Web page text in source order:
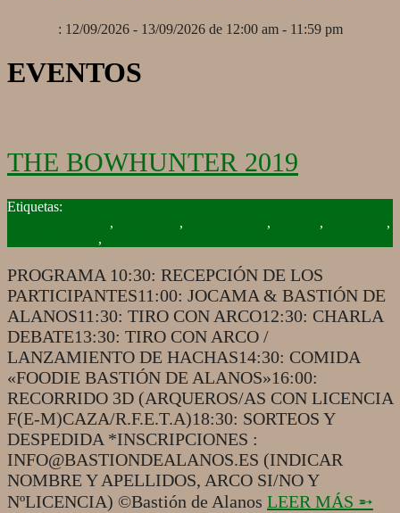
: 12/09/2026 - 13/09/2026 de 12:00 am - 11:59 pm
EVENTOS
THE BOWHUNTER 2019
2019-
, , , ,
,
,
PROGRAMA 10:30: RECEPCIÓN DE LOS
PARTICIPANTES11:00: JOCAMA & BASTIÓN DE
ALANOS11:30: TIRO CON ARCO12:30: CHARLA
DEBATE13:30: TIRO CON ARCO /
LANZAMIENTO DE HACHAS14:30: COMIDA
«FOODIE BASTIÓN DE ALANOS»16:00:
RECORRIDO 3D (ARQUEROS/AS CON LICENCIA
F(E-M)CAZA/R.F.E.T.A)18:30: SORTEOS Y
DESPEDIDA *INSCRIPCIONES :
INFO@BASTIONDEALANOS.ES (INDICAR
NOMBRE Y APELLIDOS, ARCO SI/NO Y
NºLICENCIA) ©Bastión de Alanos LEER MÁS ➵